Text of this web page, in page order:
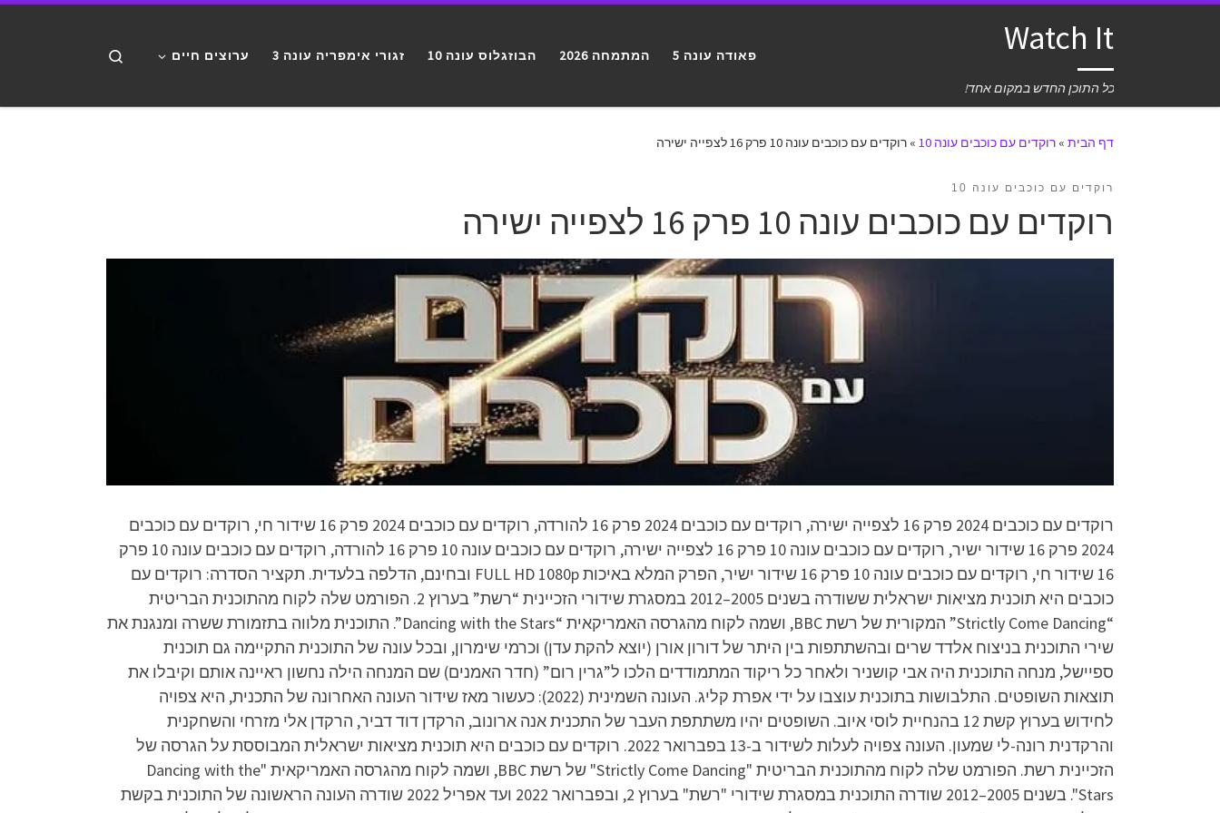
Watch It
כל התוכן החדש במקום אחד!
פאודה עונה 5 המתמחה 2026 הבוזגלוס עונה 10 זגורי אימפריה עונה 3 ערוצים חיים
דף הבית » רוקדים עם כוכבים עונה 10 » רוקדים עם כוכבים עונה 10 פרק 16 לצפייה ישירה
רוקדים עם כוכבים עונה 10
רוקדים עם כוכבים עונה 10 פרק 16 לצפייה ישירה
רוקדים עם כוכבים 2024 פרק 16 לצפייה ישירה, רוקדים עם כוכבים 2024 פרק 16 להורדה, רוקדים עם כוכבים 2024 פרק 16 שידור חי, רוקדים עם כוכבים
2024 פרק 16 שידור ישיר, רוקדים עם כוכבים עונה 10 פרק 16 לצפייה ישירה, רוקדים עם כוכבים עונה 10 פרק 16 להורדה, רוקדים עם כוכבים עונה 10 פרק
16 שידור חי, רוקדים עם כוכבים עונה 10 פרק 16 שידור ישיר, הפרק המלא באיכות FULL HD 1080p ובחינם, הדלפה בלעדית. תקציר הסדרה: רוקדים עם
כוכבים היא תוכנית מציאות ישראלית ששודרה בשנים 2005–2012 במסגרת שידורי הזכיינית “רשת” בערוץ 2. הפורמט שלה לקוח מהתוכנית הבריטית
“Strictly Come Dancing” המקורית של רשת BBC, ושמה לקוח מהגרסה האמריקאית “Dancing with the Stars”. התוכנית מלווה בתזמורת ששרה ומנגנת את
שירי התוכנית בניצוח אלדד שרים ובהשתתפות בין היתר של דורון אורן (יוצא להקת עדן) וכרמי שימרון, ובכל עונה של התוכנית התקיימה גם תוכנית
ספיישל, מנחה התוכנית היה אבי קושניר ולאחר כל ריקוד המתמודדים הלכו ל”גרין רום” (חדר האמנים) שם המנחה הילה נחשון ראיינה אותם וקיבלו את
תוצאות השופטים. התלבושות בתוכנית עוצבו על ידי אפרת קליג. העונה השמינית (2022): כעשור מאז שידור העונה האחרונה של התכנית, היא צפויה
לחידוש בערוץ קשת 12 בהנחיית לוסי איוב. השופטים יהיו משתתפת העבר של התכנית אנה ארונוב, הרקדן דוד דביר, הרקדן אלי מזרחי והשחקנית
והרקדנית רונה-לי שמעון. העונה צפויה לעלות לשידור ב-13 בפברואר 2022. רוקדים עם כוכבים היא תוכנית מציאות ישראלית המבוססת על הגרסה של
הזכיינית רשת. הפורמט שלה לקוח מהתוכנית הבריטית "Strictly Come Dancing" של רשת BBC, ושמה לקוח מהגרסה האמריקאית "Dancing with the
Stars". בשנים 2005–2012 שודרה התוכנית במסגרת שידורי "רשת" בערוץ 2, ובפברואר 2022 ועד אפריל 2022 שודרה העונה הראשונה של התוכנית בקשת